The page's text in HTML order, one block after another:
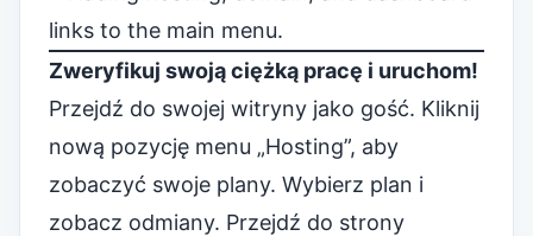
Zweryfikuj swoją ciężką pracę i uruchom!
Przejdź do swojej witryny jako gość. Kliknij
nową pozycję menu „Hosting”, aby
zobaczyć swoje plany. Wybierz plan i
zobacz odmiany. Przejdź do strony